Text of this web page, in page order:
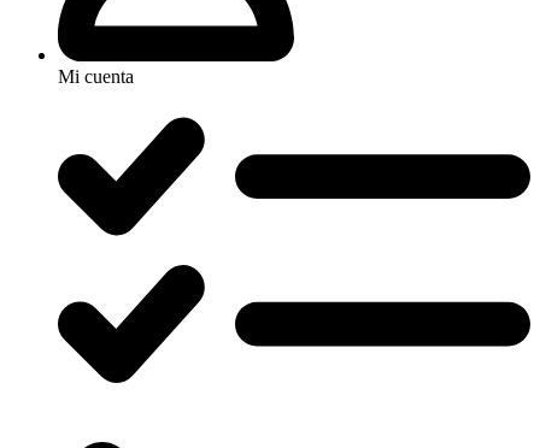
Mi cuenta